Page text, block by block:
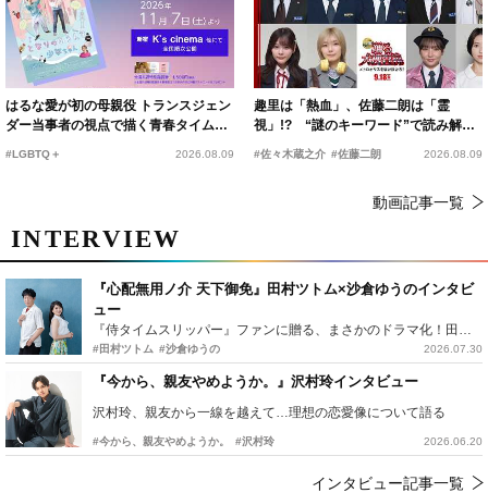
はるな愛が初の母親役 トランスジェン
ダー当事者の視点で描く青春タイムス
#LGBTQ＋ 2026.08.09
趣里は「熱血」、佐藤二朗は「霊
視」!? “謎のキーワード”で読み解く
『踊る大捜査線 N.E.W.』新メンバー
#佐々木蔵之介 #佐藤二朗 2026.08.09
動画記事一覧
INTERVIEW
『心配無用ノ介 天下御免』田村ツトム×沙倉ゆうのインタビ
ュー
『侍タイムスリッパー』ファンに贈る、まさかのドラマ化！田村ツトム×沙倉ゆうのが語る『心配無用ノ介』撮影秘話
#田村ツトム #沙倉ゆうの 2026.07.30
『今から、親友やめようか。』沢村玲インタビュー
沢村玲、親友から一線を越えて…理想の恋愛像について語る
#今から、親友やめようか。 #沢村玲 2026.06.20
インタビュー記事一覧